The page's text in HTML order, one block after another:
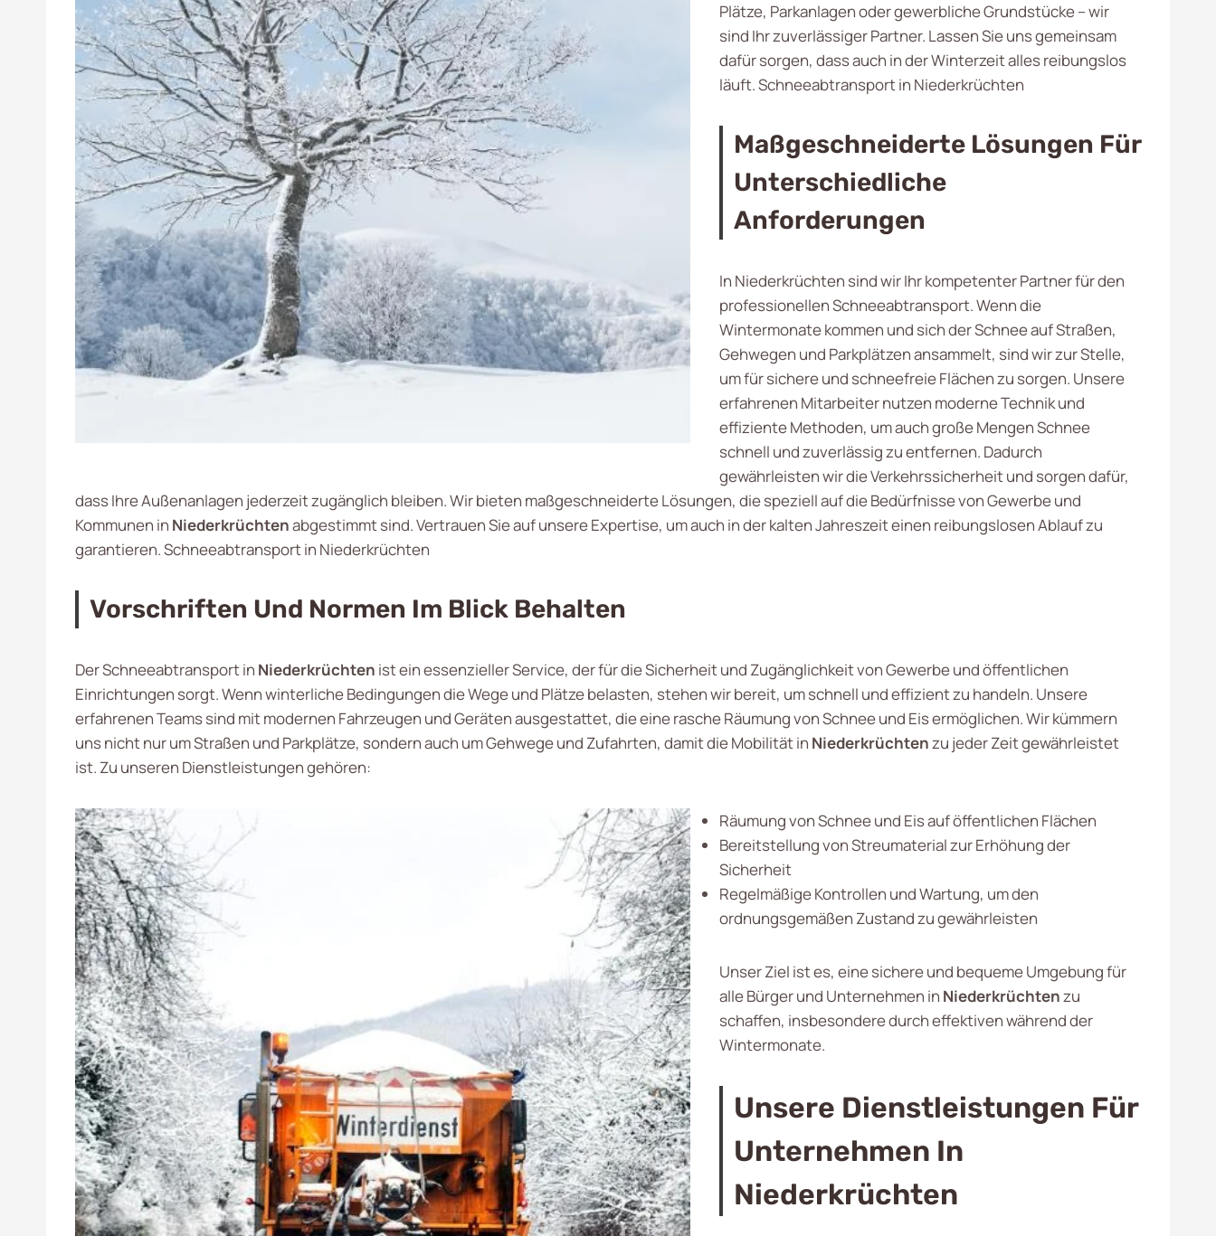
Plätze, Parkanlagen oder gewerbliche Grundstücke – wir
sind Ihr zuverlässiger Partner. Lassen Sie uns gemeinsam
dafür sorgen, dass auch in der Winterzeit alles reibungslos
läuft. Schneeabtransport in Niederkrüchten
Maßgeschneiderte Lösungen Für
Unterschiedliche
Anforderungen
In Niederkrüchten sind wir Ihr kompetenter Partner für den
professionellen Schneeabtransport. Wenn die
Wintermonate kommen und sich der Schnee auf Straßen,
Gehwegen und Parkplätzen ansammelt, sind wir zur Stelle,
um für sichere und schneefreie Flächen zu sorgen. Unsere
erfahrenen Mitarbeiter nutzen moderne Technik und
effiziente Methoden, um auch große Mengen Schnee
schnell und zuverlässig zu entfernen. Dadurch
gewährleisten wir die Verkehrssicherheit und sorgen dafür,
dass Ihre Außenanlagen jederzeit zugänglich bleiben. Wir bieten maßgeschneiderte Lösungen, die speziell auf die Bedürfnisse von Gewerbe und
Kommunen in Niederkrüchtenabgestimmt sind. Vertrauen Sie auf unsere Expertise, um auch in der kalten Jahreszeit einen reibungslosen Ablauf zu
garantieren. Schneeabtransport in Niederkrüchten
Vorschriften Und Normen Im Blick Behalten
Der Schneeabtransport in Niederkrüchten ist ein essenzieller Service, der für die Sicherheit und Zugänglichkeit von Gewerbe und öffentlichen
Einrichtungen sorgt. Wenn winterliche Bedingungen die Wege und Plätze belasten, stehen wir bereit, um schnell und effizient zu handeln. Unsere
erfahrenen Teams sind mit modernen Fahrzeugen und Geräten ausgestattet, die eine rasche Räumung von Schnee und Eis ermöglichen. Wir kümmern
uns nicht nur um Straßen und Parkplätze, sondern auch um Gehwege und Zufahrten, damit die Mobilität in Niederkrüchtenzu jeder Zeit gewährleistet
ist. Zu unseren Dienstleistungen gehören:
Räumung von Schnee und Eis auf öffentlichen Flächen
Bereitstellung von Streumaterial zur Erhöhung der
Sicherheit
Regelmäßige Kontrollen und Wartung, um den
ordnungsgemäßen Zustand zu gewährleisten
Unser Ziel ist es, eine sichere und bequeme Umgebung für
alle Bürger und Unternehmen in Niederkrüchtenzu
schaffen, insbesondere durch effektiven während der
Wintermonate.
Unsere Dienstleistungen Für
Unternehmen In
Niederkrüchten